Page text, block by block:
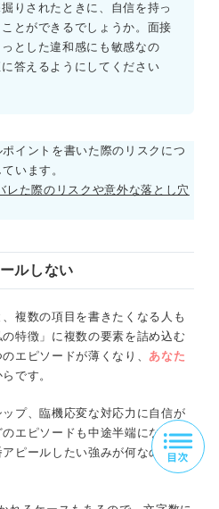
りされたときに、自信を持っ
とができるでしょうか。面接
とした違和感にも敏感なの
答えるようにしてください
イントを書いた際のリスクにつ
います。
レた際のリスクや意外な落とし穴
ルしない
複数の項目を書きたくなる人も
特徴」に複数の要素を詰め込む
エピソードが薄くなり、 あなた
です。
ップ、臨機応変な対応力に自信が
エピソードも中途半端になって
ピールしたい強みが何なのかも